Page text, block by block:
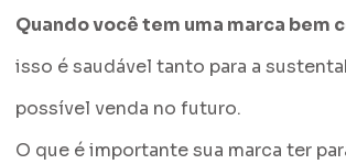
Quando você tem uma marca bem
isso é saudável tanto para a
possível venda no futuro.
O que é importante sua marca ter